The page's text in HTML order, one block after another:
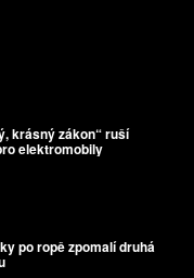
krásný zákon“ ruší
elektromobily
po ropě zpomalí druhá